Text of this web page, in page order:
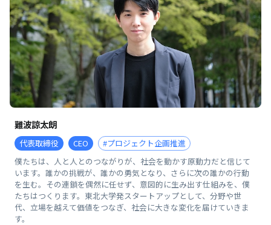
難波諒太朗
代表取締役 CEO
#プロジェクト企画推進
僕たちは、人と人とのつながりが、社会を動かす原動力だと信じて
います。誰かの挑戦が、誰かの勇気となり、さらに次の誰かの行動
を生む。その連鎖を偶然に任せず、意図的に生み出す仕組みを、僕
たちはつくります。東北大学発スタートアップとして、分野や世
代、立場を越えて価値をつなぎ、社会に大きな変化を届けていきま
す。